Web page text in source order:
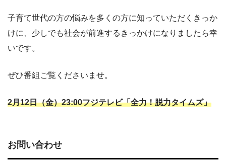
子育て世代の方の悩みを多くの方に知っていただくきっか
けに、少しでも社会が前進するきっかけになりましたら幸
いです。
ぜひ番組ご覧くださいませ。
2月12日（金）23:00フジテレビ「全力！脱力タイムズ」
お問い合わせ